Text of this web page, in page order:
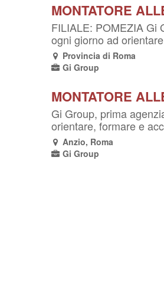
MONTATORE
FILIALE: POMEZIA Gi
ogni giorno ad
Provincia di Roma
Gi Group
MONTATORE
Gi Group, prima
orientare, formare e
Anzio, Roma
Gi Group